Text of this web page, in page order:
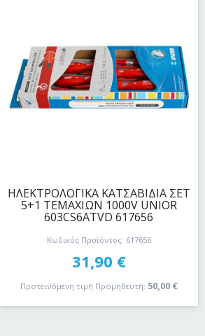
ΗΛΕΚΤΡΟΛΟΓΙΚΑ ΚΑΤΣΑΒΙΔΙΑ ΣΕΤ
5+1 ΤΕΜΑΧΙΩΝ 1000V UNIOR
603CS6ATVD 617656
Κωδικός Προϊόντος: 617656
31,90 €
Προτεινόμενη τιμή Προμηθευτή: 50,00 €